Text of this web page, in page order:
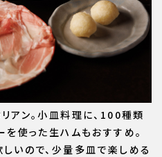
アン。小皿料理に、100種類
を使った生ハムもおすすめ。
いので、少量多皿で楽しめる